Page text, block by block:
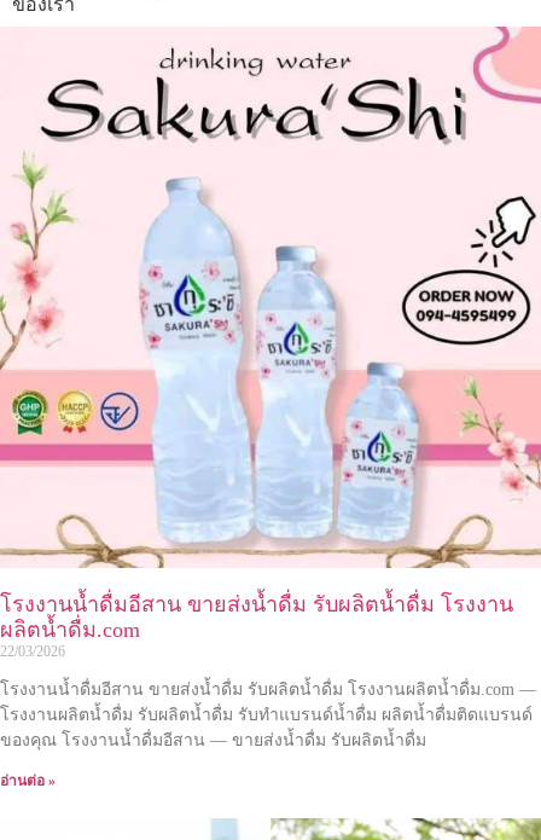
โรงงานน้ำดื่มอีสาน ขายส่งน้ำดื่ม รับผลิตน้ำดื่ม โรงงาน
ผลิตน้ำดื่ม.com
22/03/2026
โรงงานน้ำดื่มอีสาน ขายส่งน้ำดื่ม รับผลิตน้ำดื่ม โรงงานผลิตน้ำดื่ม.com —
โรงงานผลิตน้ำดื่ม รับผลิตน้ำดื่ม รับทำแบรนด์น้ำดื่ม ผลิตน้ำดื่มติดแบรนด์
ของคุณ โรงงานน้ำดื่มอีสาน — ขายส่งน้ำดื่ม รับผลิตน้ำดื่ม
อ่านต่อ »